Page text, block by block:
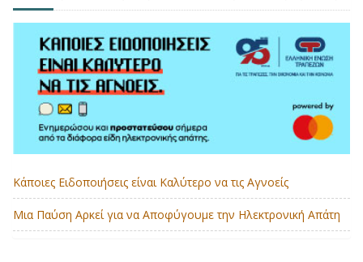
Κάποιες Ειδοποιήσεις είναι Καλύτερο να τις Αγνοείς
Μια Παύση Αρκεί για να Αποφύγουμε την Ηλεκτρονική Απάτη